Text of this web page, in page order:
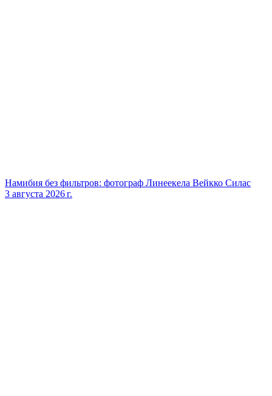
Намибия без фильтров: фотограф Линеекела Вейкко Силас
3 августа 2026 г.